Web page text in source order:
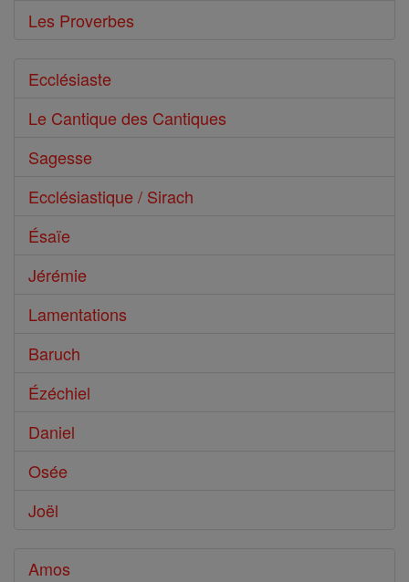
Les Proverbes
Ecclésiaste
Le Cantique des Cantiques
Sagesse
Ecclésiastique / Sirach
Ésaïe
Jérémie
Lamentations
Baruch
Ézéchiel
Daniel
Osée
Joël
Amos